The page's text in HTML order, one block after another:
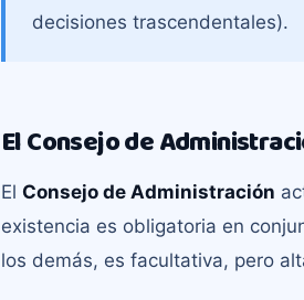
decisiones trascendentales).
El Consejo de
El Consejo de Administración
existencia es obligatoria en
los demás, es facultativa, pero